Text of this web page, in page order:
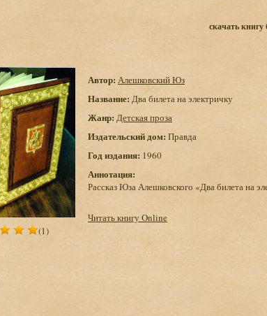
скачать книгу
(1)
Автор: Алешковский Юз
Название: Два билета на электричку
Жанр: Детская проза
Издательский дом: Правда
Год издания: 1960
Аннотация:
Рассказ Юза Алешковского «Два билета на
Читать книгу Online